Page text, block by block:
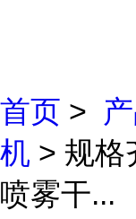
首页 >
机 > 规格
喷雾干...